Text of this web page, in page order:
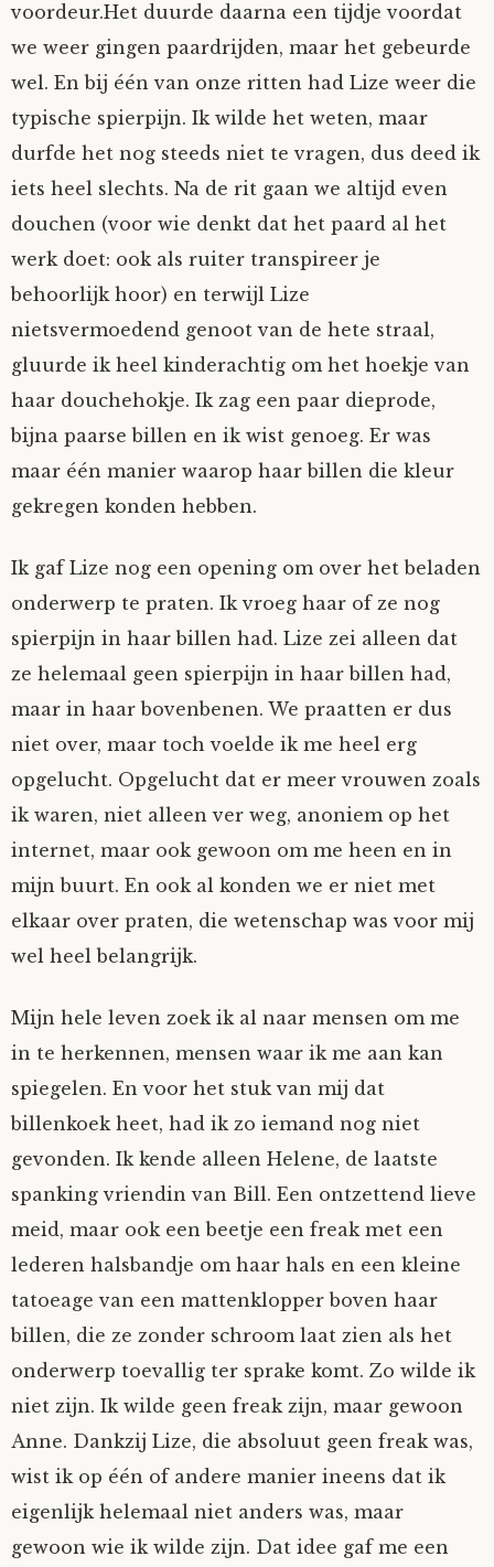
voordeur.Het duurde daarna een tijdje voordat
we weer gingen paardrijden, maar het gebeurde
wel. En bij één van onze ritten had Lize weer die
typische spierpijn. Ik wilde het weten, maar
durfde het nog steeds niet te vragen, dus deed ik
iets heel slechts. Na de rit gaan we altijd even
douchen (voor wie denkt dat het paard al het
werk doet: ook als ruiter transpireer je
behoorlijk hoor) en terwijl Lize
nietsvermoedend genoot van de hete straal,
gluurde ik heel kinderachtig om het hoekje van
haar douchehokje. Ik zag een paar dieprode,
bijna paarse billen en ik wist genoeg. Er was
maar één manier waarop haar billen die kleur
gekregen konden hebben.
Ik gaf Lize nog een opening om over het beladen
onderwerp te praten. Ik vroeg haar of ze nog
spierpijn in haar billen had. Lize zei alleen dat
ze helemaal geen spierpijn in haar billen had,
maar in haar bovenbenen. We praatten er dus
niet over, maar toch voelde ik me heel erg
opgelucht. Opgelucht dat er meer vrouwen zoals
ik waren, niet alleen ver weg, anoniem op het
internet, maar ook gewoon om me heen en in
mijn buurt. En ook al konden we er niet met
elkaar over praten, die wetenschap was voor mij
wel heel belangrijk.
Mijn hele leven zoek ik al naar mensen om me
in te herkennen, mensen waar ik me aan kan
spiegelen. En voor het stuk van mij dat
billenkoek heet, had ik zo iemand nog niet
gevonden. Ik kende alleen Helene, de laatste
spanking vriendin van Bill. Een ontzettend lieve
meid, maar ook een beetje een freak met een
lederen halsbandje om haar hals en een kleine
tatoeage van een mattenklopper boven haar
billen, die ze zonder schroom laat zien als het
onderwerp toevallig ter sprake komt. Zo wilde ik
niet zijn. Ik wilde geen freak zijn, maar gewoon
Anne. Dankzij Lize, die absoluut geen freak was,
wist ik op één of andere manier ineens dat ik
eigenlijk helemaal niet anders was, maar
gewoon wie ik wilde zijn. Dat idee gaf me een